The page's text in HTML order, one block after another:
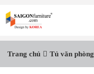
Trang chủ Tủ văn phòng